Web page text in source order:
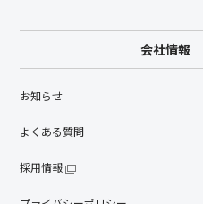
会社情報
お知らせ
よくある質問
採用情報